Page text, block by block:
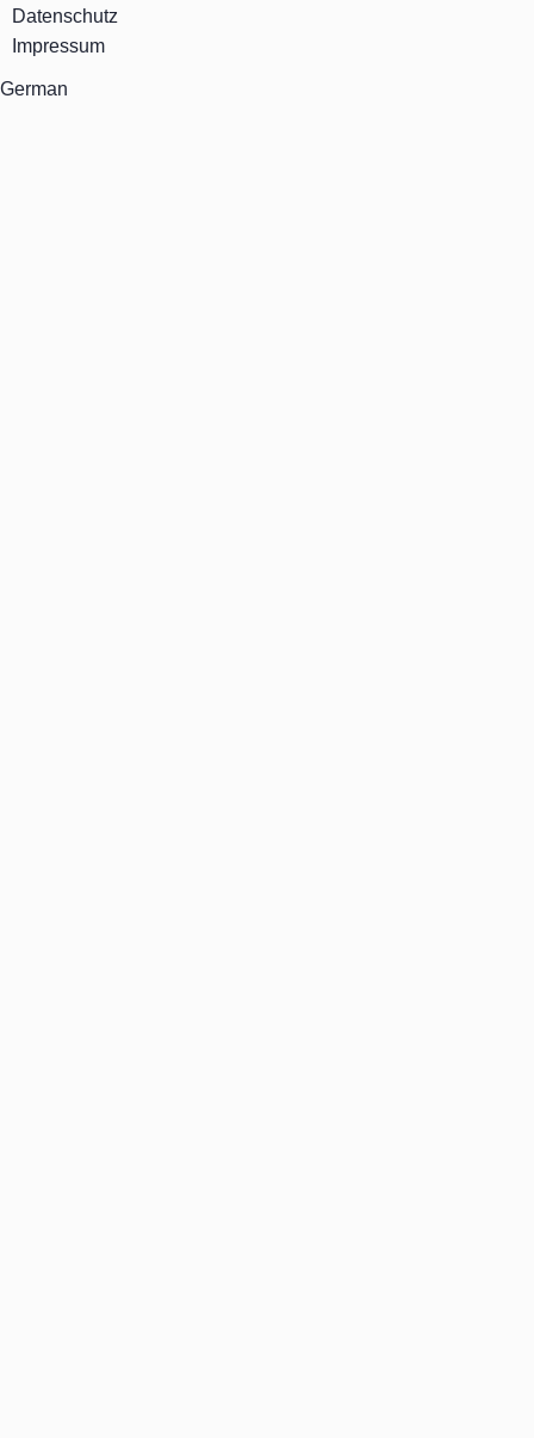
Datenschutz
Impressum
German